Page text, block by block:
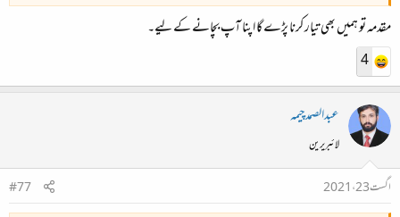
مقدمہ تو ہمیں بھی تیار کرنا پڑے گا اپنا آپ بچانے کے لیے۔
4
عبدالصمدچیمہ
لائبریرین
اگست 23، 2021
#77